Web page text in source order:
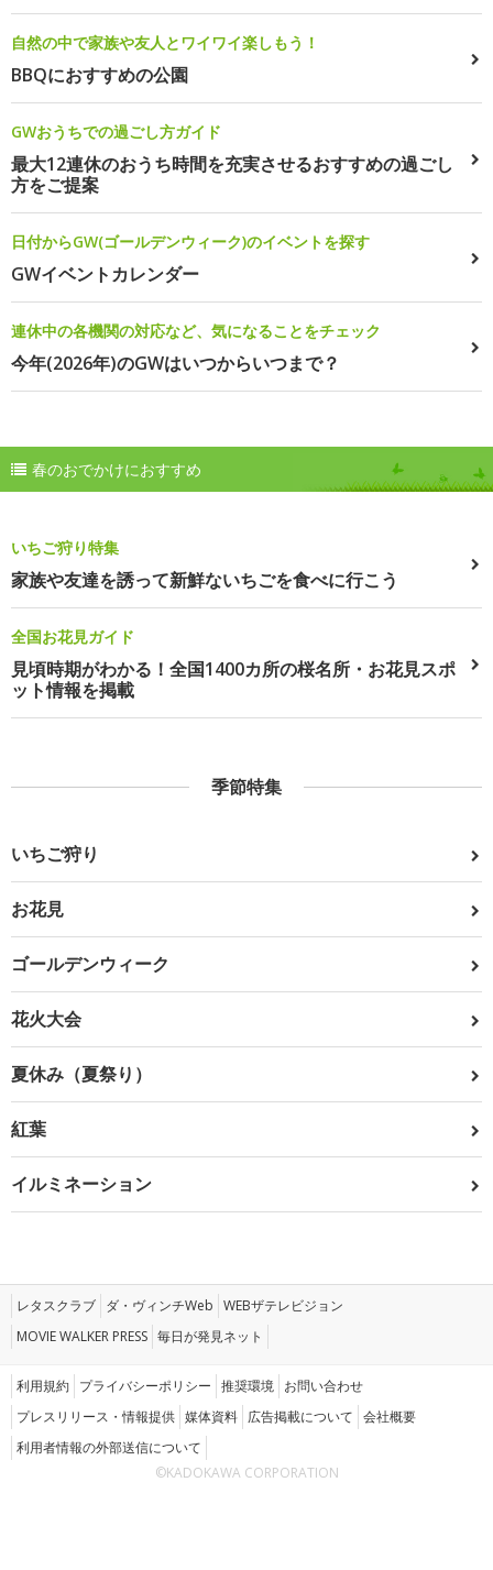
自然の中で家族や友人とワイワイ楽しもう！
BBQにおすすめの公園
GWおうちでの過ごし方ガイド
最大12連休のおうち時間を充実させるおすすめの過ごし
方をご提案
日付からGW(ゴールデンウィーク)のイベントを探す
GWイベントカレンダー
連休中の各機関の対応など、気になることをチェック
今年(2026年)のGWはいつからいつまで？
春のおでかけにおすすめ
いちご狩り特集
家族や友達を誘って新鮮ないちごを食べに行こう
全国お花見ガイド
見頃時期がわかる！全国1400カ所の桜名所・お花見スポ
ット情報を掲載
季節特集
いちご狩り
お花見
ゴールデンウィーク
花火大会
夏休み（夏祭り）
紅葉
イルミネーション
レタスクラブ ダ・ヴィンチWeb WEBザテレビジョン
MOVIE WALKER PRESS 毎日が発見ネット
利用規約 プライバシーポリシー 推奨環境 お問い合わせ
プレスリリース・情報提供 媒体資料 広告掲載について 会社概要
利用者情報の外部送信について
©KADOKAWA CORPORATION